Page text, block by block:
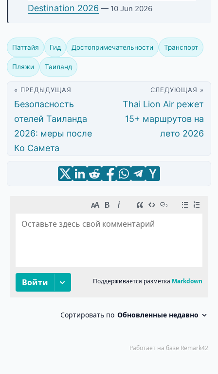
Destination 2026 — 10 Jun 2026
Паттайя Гид Достопримечательности Транспорт
Пляжи Таиланд
« ПРЕДЫДУЩАЯ
Безопасность
отелей Таиланда
2026: меры после
Ко Самета
СЛЕДУЮЩАЯ »
Thai Lion Air режет
15+ маршрутов на
лето 2026